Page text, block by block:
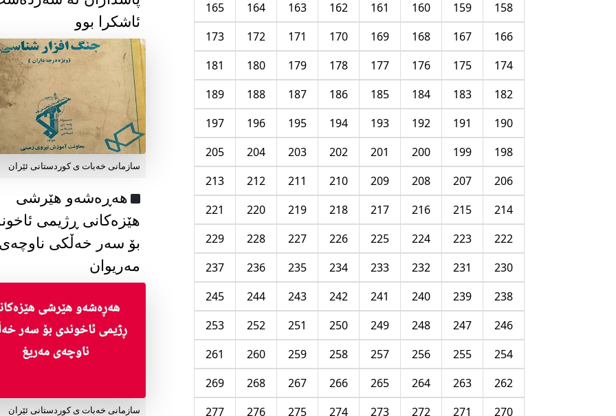
158
159
160
161
162
163
164
165
166
167
168
169
170
171
172
173
174
175
176
177
178
179
180
181
182
183
184
185
186
187
188
189
190
191
192
193
194
195
196
197
198
199
200
201
202
203
204
205
206
207
208
209
210
211
212
213
214
215
216
217
218
219
220
221
222
223
224
225
226
227
228
229
230
231
232
233
234
235
236
237
238
239
240
241
242
243
244
245
246
247
248
249
250
251
252
253
254
255
256
257
258
259
260
261
262
263
264
265
266
267
268
269
270
271
272
273
274
275
276
277
ئاشکرا بوو
سازمانی خەبات ی كوردستانی ئێران
هەڕەشەو هێرشی
هێزەکانی ڕژیمی
بۆ سەر خەڵکی
مەریوان
سازمانی خەبات ی کوردستانی ئێران